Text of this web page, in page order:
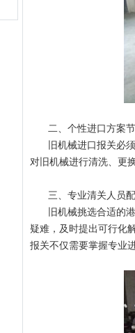
二、个性进口方案
旧机械进口报关必
对旧机械进行清洗、更
三、专业清关人员
旧机械挑选合适的
疑难，及时提出可行化
报关不仅需要掌握专业